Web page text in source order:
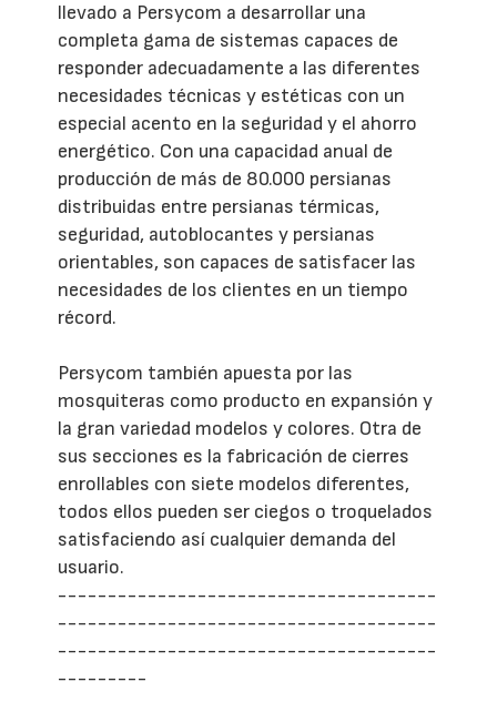
llevado a Persycom a desarrollar una
completa gama de sistemas capaces de
responder adecuadamente a las diferentes
necesidades técnicas y estéticas con un
especial acento en la seguridad y el ahorro
energético. Con una capacidad anual de
producción de más de 80.000 persianas
distribuidas entre persianas térmicas,
seguridad, autoblocantes y persianas
orientables, son capaces de satisfacer las
necesidades de los clientes en un tiempo
récord.
Persycom también apuesta por las
mosquiteras como producto en expansión y
la gran variedad modelos y colores. Otra de
sus secciones es la fabricación de cierres
enrollables con siete modelos diferentes,
todos ellos pueden ser ciegos o troquelados
satisfaciendo así cualquier demanda del
usuario.
--------------------------------------
--------------------------------------
--------------------------------------
---------